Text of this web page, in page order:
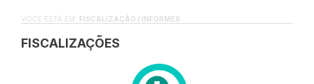
VOCÊ ESTÁ EM: FISCALIZAÇÃO / INFORMES
FISCALIZAÇÕES